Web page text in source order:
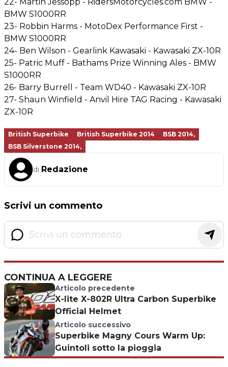
BMW S1000RR
23- Robbin Harms - MotoDex Performance First -
BMW S1000RR
24- Ben Wilson - Gearlink Kawasaki - Kawasaki ZX-10R
25- Patric Muff - Bathams Prize Winning Ales - BMW
S1000RR
26- Barry Burrell - Team WD40 - Kawasaki ZX-10R
27- Shaun Winfield - Anvil Hire TAG Racing - Kawasaki
ZX-10R
British Superbike British Superbike 2014
BSB 2014,
BSB Silverstone 2014,
di Redazione
Scrivi un commento
CONTINUA A LEGGERE
Articolo precedente
X-lite X-802R Ultra Carbon Superbike
Official Helmet
Articolo successivo
Superbike Magny Cours Warm Up:
Guintoli sotto la pioggia